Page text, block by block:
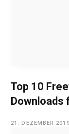
Top 10
Downloads
21. DEZEMBER 2019